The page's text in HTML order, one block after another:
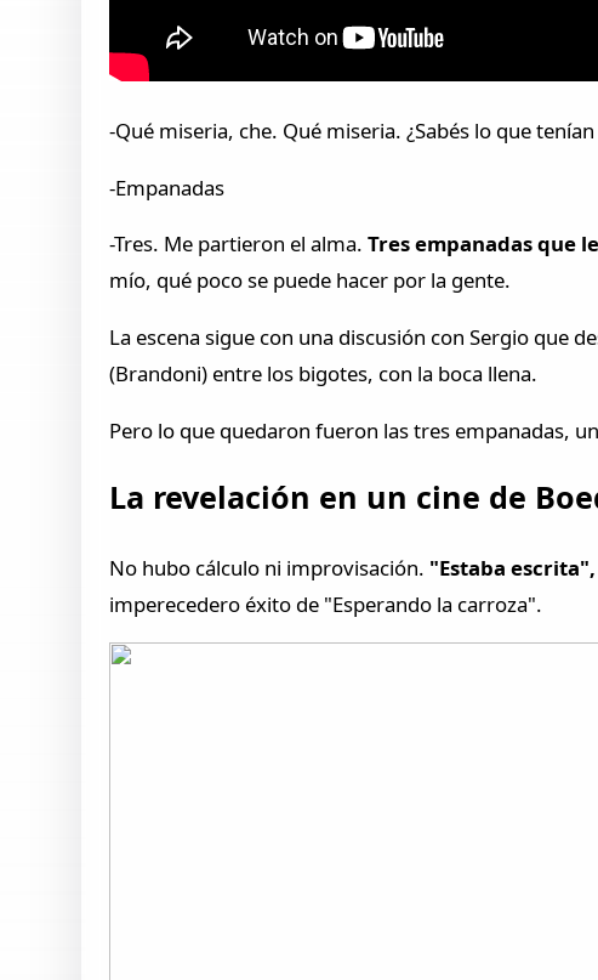
-Qué miseria, che. Qué miseria. ¿Sabés lo que
-Empanadas
-Tres. Me partieron el alma.Tres empanadas que
mío, qué poco se puede hacer por la gente.
La escena sigue con una discusión con Sergio que
(Brandoni) entre los bigotes, con la boca llena.
Pero lo que quedaron fueron las tres empanadas,
La revelación en un cine de
No hubo cálculo ni improvisación. "Estaba escrita",
imperecedero éxito de "Esperando la carroza".